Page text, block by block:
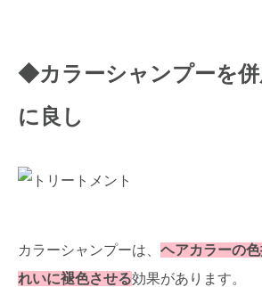
◆カラーシャンプーを
に良し
カラーシャンプーは、 ヘアカラーの
れいに褪色させる効果があります。